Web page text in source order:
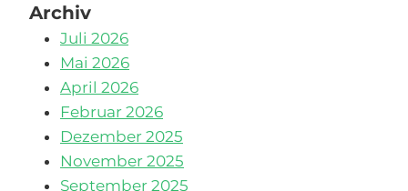
Archiv
Juli 2026
Mai 2026
April 2026
Februar 2026
Dezember 2025
November 2025
September 2025